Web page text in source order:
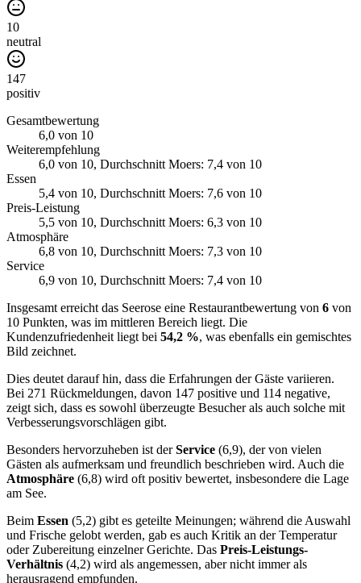
10
neutral
147
positiv
Gesamtbewertung
6,0 von 10
Weiterempfehlung
6,0 von 10, Durchschnitt Moers: 7,4 von 10
Essen
5,4 von 10, Durchschnitt Moers: 7,6 von 10
Preis-Leistung
5,5 von 10, Durchschnitt Moers: 6,3 von 10
Atmosphäre
6,8 von 10, Durchschnitt Moers: 7,3 von 10
Service
6,9 von 10, Durchschnitt Moers: 7,4 von 10
Insgesamt erreicht das Seerose eine Restaurantbewertung von 6 von
10 Punkten, was im mittleren Bereich liegt. Die
Kundenzufriedenheit liegt bei 54,2 %, was ebenfalls ein gemischtes
Bild zeichnet.
Dies deutet darauf hin, dass die Erfahrungen der Gäste variieren.
Bei 271 Rückmeldungen, davon 147 positive und 114 negative,
zeigt sich, dass es sowohl überzeugte Besucher als auch solche mit
Verbesserungsvorschlägen gibt.
Besonders hervorzuheben ist derService (6,9), der von vielen
Gästen als aufmerksam und freundlich beschrieben wird. Auch die
Atmosphäre (6,8) wird oft positiv bewertet, insbesondere die Lage
am See.
Beim Essen (5,2) gibt es geteilte Meinungen; während die Auswahl
und Frische gelobt werden, gab es auch Kritik an der Temperatur
oder Zubereitung einzelner Gerichte. Das Preis-Leistungs-
Verhältnis (4,2) wird als angemessen, aber nicht immer als
herausragend empfunden.